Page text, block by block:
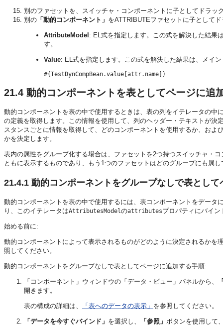
別のファセットを、スイッチャ・コンポーネントに子としてドラ
別の 「動的コンポーネント」 をATTRIBUTEファセットに子として
AttributeModel : EL式を指定します。この式を解決した結果
す。
Value: EL式を指定します。この式を解決した結果は、メイ
21.4 動的コンポーネントを表としてページに追
動的コンポーネントを表の中で使用するときは、表の列をイテレータの中
の定義を取得します。この情報を使用して、列のヘッダー・テキストが
スタンスごとに情報を取得して、どのコンポーネントを使用するか、お
かを決定します。
表内の属性をグループ化する場合は、ファセットを2つ持つスイッチャ・
ともに表示するものであり、もう1つのファセットはどのグループにも属
21.4.1 動的コンポーネントをグループなしで表とし
動的コンポーネントを表の中で使用するには、表コンポーネントをデータ
り、このイテレータはAttributesModelのattributesプロパティにバイ
始める前に:
動的コンポーネントによって表示されるものがどのように決定されるかを
照してください。
動的コンポーネントをグループなしで表としてページに追加する手順:
「コンポーネント」ウィンドウの「データ・ビュー」パネルから、
開きます。
表の構成の詳細は、 「表へのデータの表示」 を参照してください。
「データを今すぐバインド」 を選択し、 「参照」 ボタンを使用して